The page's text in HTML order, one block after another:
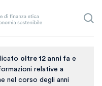
oltre 12 anni fa e
relative a
nel corso degli anni